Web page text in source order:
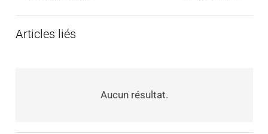
Articles liés
Aucun résultat.